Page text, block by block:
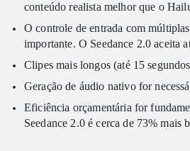
conteúdo realista melhor que o
O controle de entrada com
importante. O Seedance 2.0 aceita
Clipes mais longos (até 15
Geração de áudio nativo for
Eficiência orçamentária for
Seedance 2.0 é cerca de 73% mais